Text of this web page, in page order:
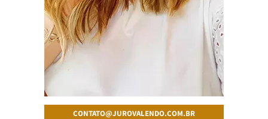
CONTATO@JUROVALENDO.COM.BR